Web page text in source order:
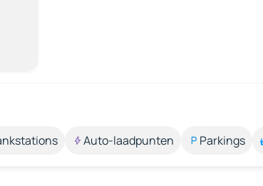
Auto-laadpunten Parkings